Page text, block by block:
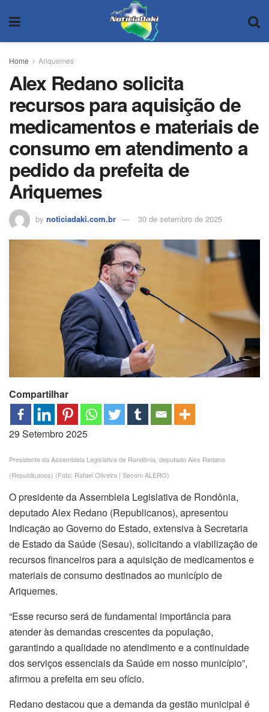
Home Ariquemes
Alex Redano solicita
recursos para aquisição de
medicamentos e materiais de
consumo em atendimento a
pedido da prefeita de
Ariquemes
by noticiadaki.com.br 30 de setembro de 2025
Compartilhar
29 Setembro 2025
Presidente da Assembleia Legislativa de Rondônia, deputado Alex Redano
(Republicanos) (Foto: Rafael Oliveira | Secom ALERO)
O presidente da Assembleia Legislativa de Rondônia,
deputado Alex Redano (Republicanos), apresentou
Indicação ao Governo do Estado, extensiva à Secretaria
de Estado da Saúde (Sesau), solicitando a viabilização de
recursos financeiros para a aquisição de medicamentos e
materiais de consumo destinados ao município de
Ariquemes.
“Esse recurso será de fundamental importância para
atender às demandas crescentes da população,
garantindo a qualidade no atendimento e a continuidade
dos serviços essenciais da Saúde em nosso município”,
afirmou a prefeita em seu ofício.
Redano destacou que a demanda da gestão municipal é